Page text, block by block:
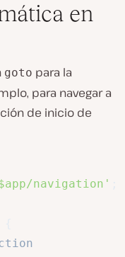
en
goto para la
para navegar a
de inicio de
navigation'